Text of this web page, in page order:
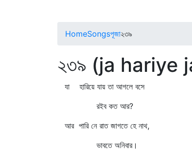
HomeSongsপূজা২৩৯
২৩৯ (ja hariye
যা হারিয়ে যায় তা আগলে বসে
রইব কত আর?
আর পারি নে রাত জাগতে হে নাথ,
ভাবতে অনিবার।